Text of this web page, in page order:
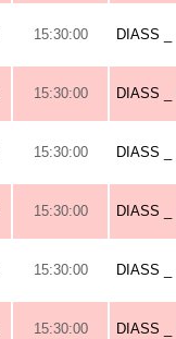
15:30:00 DIASS _
15:30:00 DIASS _
15:30:00 DIASS _
15:30:00 DIASS _
15:30:00 DIASS _
15:30:00 DIASS _